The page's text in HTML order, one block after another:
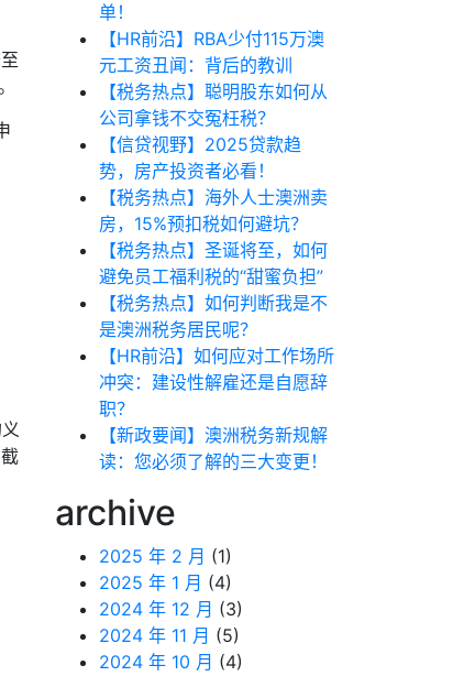
单！
【HR前沿】RBA少付115万澳
元工资丑闻：背后的教训
【税务热点】聪明股东如何从
公司拿钱不交冤枉税？
【信贷视野】2025贷款趋
势，房产投资者必看！
【税务热点】海外人士澳洲卖
房，15%预扣税如何避坑？
【税务热点】圣诞将至，如何
避免员工福利税的“甜蜜负担”
【税务热点】如何判断我是不
是澳洲税务居民呢？
【HR前沿】如何应对工作场所
冲突：建设性解雇还是自愿辞
职？
【新政要闻】澳洲税务新规解
读：您必须了解的三大变更！
archive
2025 年 2 月 (1)
2025 年 1 月 (4)
2024 年 12 月 (3)
2024 年 11 月 (5)
2024 年 10 月 (4)